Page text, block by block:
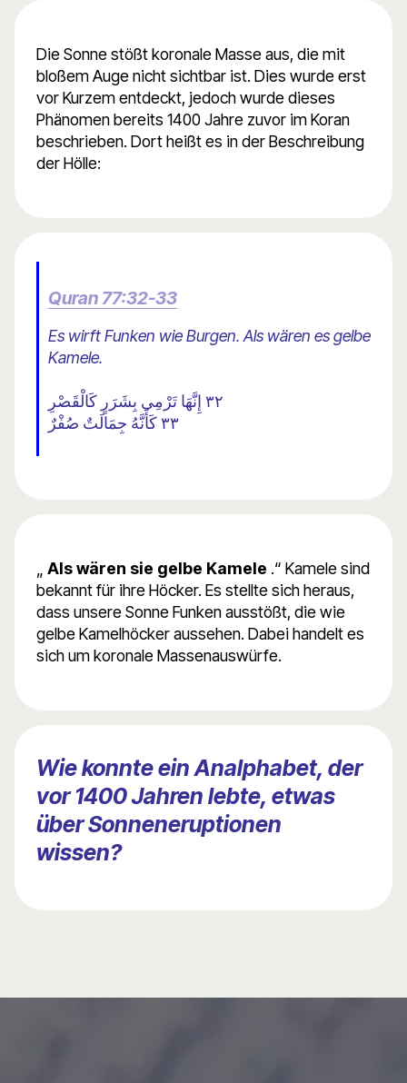
Die Sonne stößt koronale Masse aus, die mit
bloßem Auge nicht sichtbar ist. Dies wurde erst
vor Kurzem entdeckt, jedoch wurde dieses
Phänomen bereits 1400 Jahre zuvor im Koran
beschrieben. Dort heißt es in der Beschreibung
der Hölle:
Quran 77:32-33
Es wirft Funken wie Burgen. Als wären es gelbe
Kamele.
٣٢ إِنَّهَا تَرْمِي بِشَرَرٍ كَالْقَصْرِ
٣٣ كَأَنَّهُ جِمَالَتٌ صُفْرٌ
Als wären sie gelbe Kamele .“ Kamele sind
bekannt für ihre Höcker. Es stellte sich heraus,
dass unsere Sonne Funken ausstößt, die wie
gelbe Kamelhöcker aussehen. Dabei handelt es
sich um koronale Massenauswürfe.
Wie konnte ein Analphabet, der
vor 1400 Jahren lebte, etwas
über Sonneneruptionen
wissen?